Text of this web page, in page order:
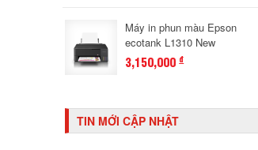
Máy in phun màu Epson
ecotank L1310 New
3,150,000đ
TIN MỚI CẬP NHẬT